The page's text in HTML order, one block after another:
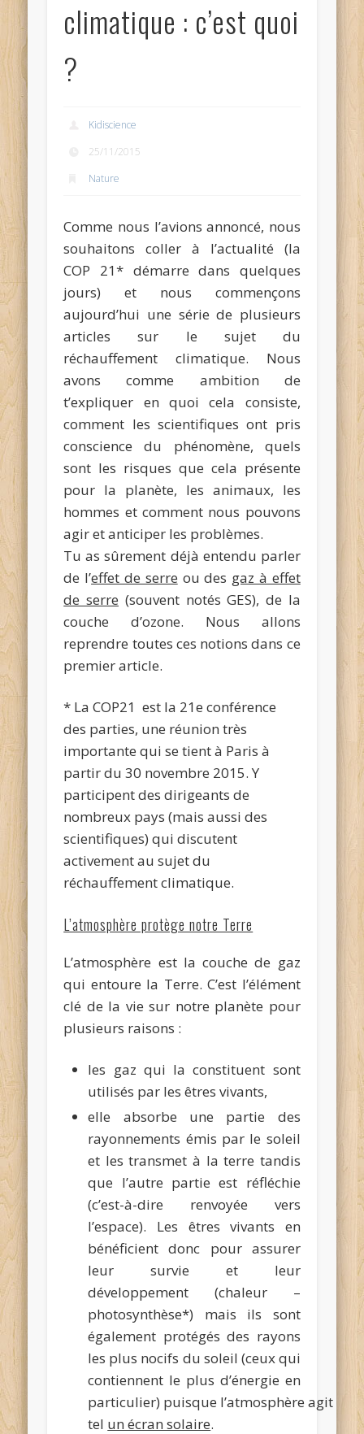
climatique : c’est quoi
?
Kidiscience
25/11/2015
Nature
Comme nous l’avions annoncé, nous
souhaitons coller à l’actualité (la
COP 21* démarre dans quelques
jours) et nous commençons
aujourd’hui une série de plusieurs
articles sur le sujet du
réchauffement climatique. Nous
avons comme ambition de
t’expliquer en quoi cela consiste,
comment les scientifiques ont pris
conscience du phénomène, quels
sont les risques que cela présente
pour la planète, les animaux, les
hommes et comment nous pouvons
agir et anticiper les problèmes.
Tu as sûrement déjà entendu parler
de l’effet de serre ou des gaz à effet
de serre (souvent notés GES), de la
couche d’ozone. Nous allons
reprendre toutes ces notions dans ce
premier article.
* La COP21 est la 21e conférence
des parties, une réunion très
importante qui se tient à Paris à
partir du 30 novembre 2015. Y
participent des dirigeants de
nombreux pays (mais aussi des
scientifiques) qui discutent
activement au sujet du
réchauffement climatique.
L’atmosphère protège notre Terre
L’atmosphère est la couche de gaz
qui entoure la Terre. C’est l’élément
clé de la vie sur notre planète pour
plusieurs raisons :
les gaz qui la constituent sont
utilisés par les êtres vivants,
elle absorbe une partie des
rayonnements émis par le soleil
et les transmet à la terre tandis
que l’autre partie est réfléchie
(c’est-à-dire renvoyée vers
l’espace). Les êtres vivants en
bénéficient donc pour assurer
leur survie et leur
développement (chaleur –
photosynthèse*) mais ils sont
également protégés des rayons
les plus nocifs du soleil (ceux qui
contiennent le plus d’énergie en
particulier) puisque l’atmosphère agit
tel un écran solaire.